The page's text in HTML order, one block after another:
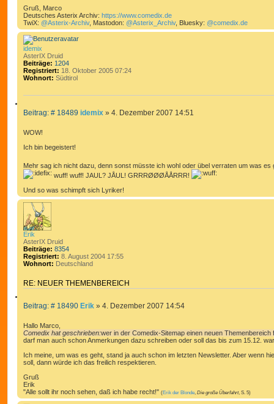
v
o
n
C
o
m
e
d
i
x
E
N
Gruß, Marco
Deutsches Asterix Archiv: https://www.comedix.de
TwiX: @Asterix-Archiv, Mastodon: @Asterix_Archiv, Bluesky: @comedix.de
idemix
AsterIX Druid
Beiträge: 1204
Registriert: 18. Oktober 2005 07:24
Wohnort: Südtirol
I
E
E
N
Beitrag: # 18489 B
g
idemix » 4. Dezember 2007 14:51
WOW!
Ich bin begeistert!
Mehr sag ich nicht dazu, denn sonst müsste ich wohl oder übel verraten um was es
wuff! wuff! JAUL? JÅUL! GRRRØØØÅÅRRR!
Und so was schimpft sich Lyriker!
Erik
AsterIX Druid
Beiträge: 8354
Registriert: 8. August 2004 17:55
Wohnort: Deutschland
RE: NEUER THEMENBEREICH
I
E
E
Beitrag: # 18490B
t
r
g
Erik » 4. Dezember 2007 14:54
Hallo Marco,
Comedix hat geschrieben:wer in der Comedix-Sitemap einen neuen
darf man auch schon Anmerkungen dazu schreiben oder soll das bis zum 15.12.
Ich meine, um was es geht, stand ja auch schon im letzten Newsletter. Aber wenn
soll, dann würde ich das freilich respektieren.
Gruß
Erik
"Alle sollt ihr noch sehen, daß ich habe recht!" (Erik der Blonde, Die große Überfahrt, S. 5)